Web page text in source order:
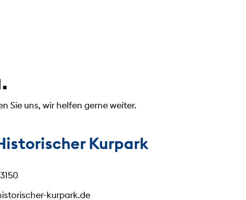
Sie uns, wir helfen gerne weiter.
Kurpark
kurpark.de